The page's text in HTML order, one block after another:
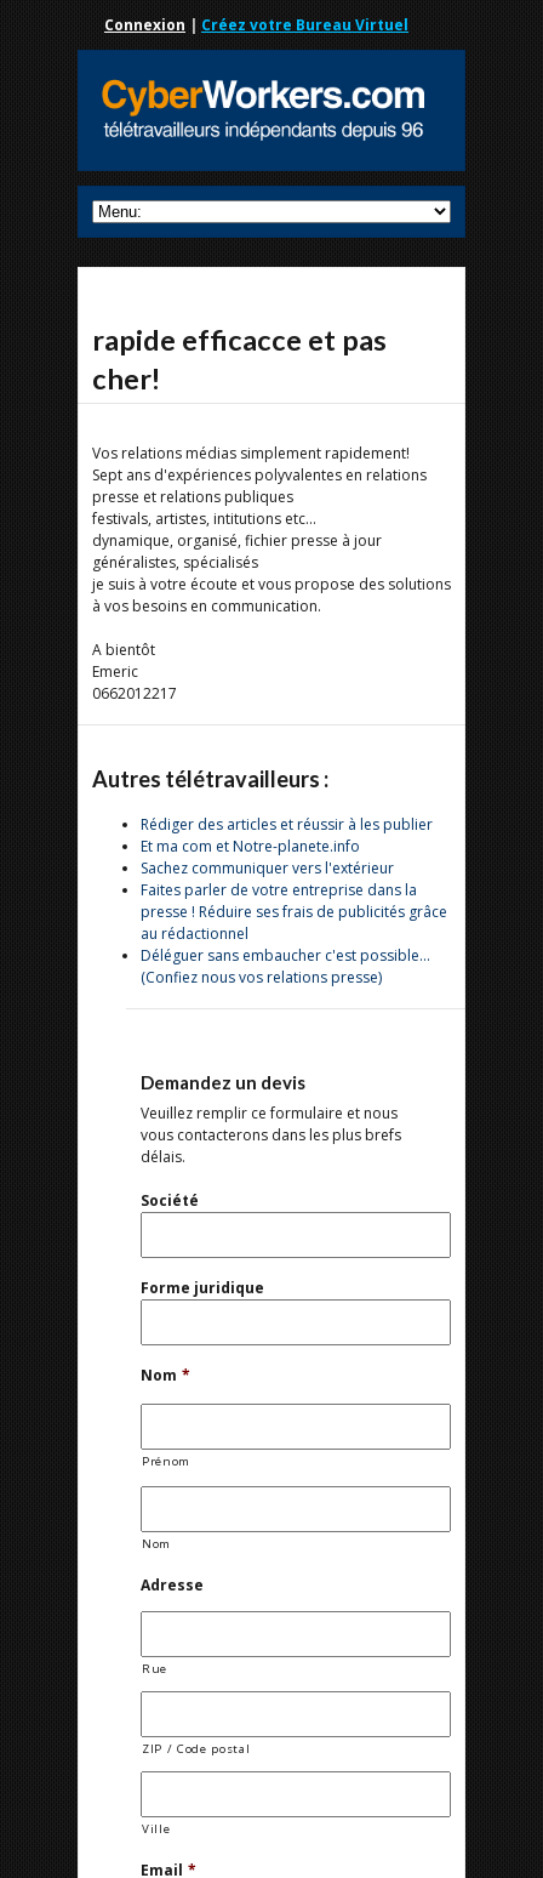
Connexion | Créez votre Bureau Virtuel
rapide efficacce et pas
cher!
Vos relations médias simplement rapidement!
Sept ans d'expériences polyvalentes en relations
presse et relations publiques
festivals, artistes, intitutions etc...
dynamique, organisé, fichier presse à jour
généralistes, spécialisés
je suis à votre écoute et vous propose des solutions
à vos besoins en communication.
A bientôt
Emeric
0662012217
Autres télétravailleurs :
Rédiger des articles et réussir à les publier
Et ma com et Notre-planete.info
Sachez communiquer vers l'extérieur
Faites parler de votre entreprise dans la
presse ! Réduire ses frais de publicités grâce
au rédactionnel
Déléguer sans embaucher c'est possible...
(Confiez nous vos relations presse)
Demandez un devis
Veuillez remplir ce formulaire et nous
vous contacterons dans les plus brefs
délais.
Société
Forme juridique
Nom *
Prénom
Nom
Adresse
Rue
ZIP / Code postal
Ville
Email *